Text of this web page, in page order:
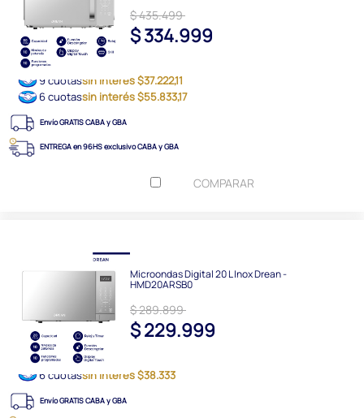
$ 435.499
$ 334.999
9 cuotassin interés $37.222,11
6 cuotassin interés $55.833,17
Envío GRATIS CABA y GBA
ENTREGA en 96HS exclusivo CABA y GBA
COMPARAR
Microondas Digital 20 L Inox Drean -
HMD20ARSB0
$ 289.899
$ 229.999
6 cuotassin interés $38.333
Envío GRATIS CABA y GBA